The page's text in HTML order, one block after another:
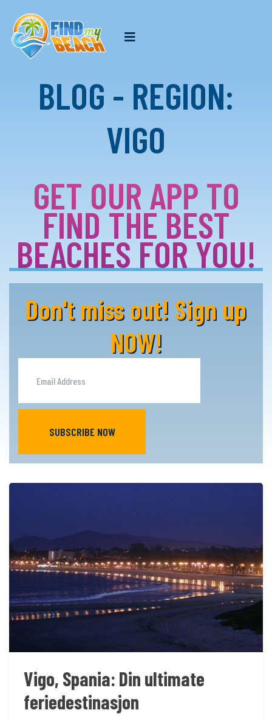
BLOG - REGION:
VIGO
GET OUR APP TO
FIND THE BEST
BEACHES FOR YOU!
Don't miss out! Sign up
NOW!
SUBSCRIBE NOW
Vigo, Spania: Din ultimate
feriedestinasjon